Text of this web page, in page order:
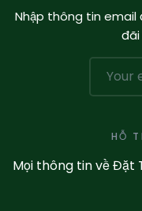
Nhập thông tin email
đãi
HỖ
Mọi thông tin về Đặt